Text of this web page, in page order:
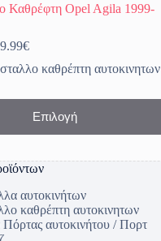
Καθρέφτη Opel Agila 1999-
€Price
14.99€
19.99€
καθρέπτη αυτοκινητων
Επιλογή
αυτοκινήτων
καθρέπτη αυτοκινητων
Πόρτας αυτοκινήτου / Πορτ